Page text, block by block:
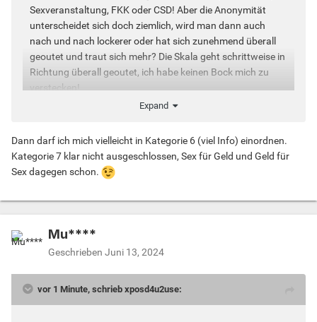
Sexveranstaltung, FKK oder CSD! Aber die Anonymität
unterscheidet sich doch ziemlich, wird man dann auch
nach und nach lockerer oder hat sich zunehmend überall
geoutet und traut sich mehr? Die Skala geht schrittweise in
Richtung überall geoutet, ich habe keinen Bock mich zu
verstecken!
nichtssagendes Bild. 4. bisschen Info. 5. Körperbild 6. viel
Info. 7. Gesichtsbilder.
Expand
Dann darf ich mich vielleicht in Kategorie 6 (viel Info) einordnen.
Kategorie 7 klar nicht ausgeschlossen, Sex für Geld und Geld für
Sex dagegen schon.
Mu****
Geschrieben Juni 13, 2024
vor 1 Minute, schrieb xposd4u2use: